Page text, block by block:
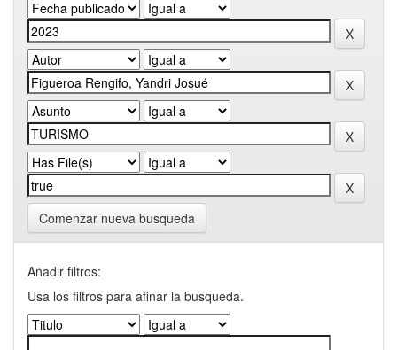
Comenzar nueva busqueda
Añadir filtros:
Usa los filtros para afinar la busqueda.